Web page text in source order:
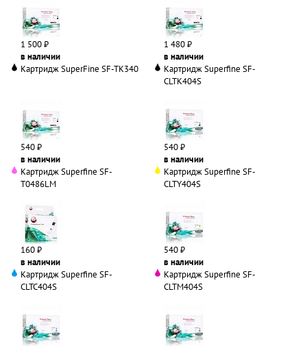
1 500 ₽
в наличии
1 480 ₽
в наличии
Картридж SuperFine SF-TK340
540 ₽
в наличии
Картридж Superfine SF-
CLTK404S
540 ₽
в наличии
Картридж Superfine SF-
T0486LM
160 ₽
в наличии
Картридж Superfine SF-
CLTY404S
540 ₽
в наличии
Картридж Superfine SF-
CLTC404S
Картридж Superfine SF-
CLTM404S